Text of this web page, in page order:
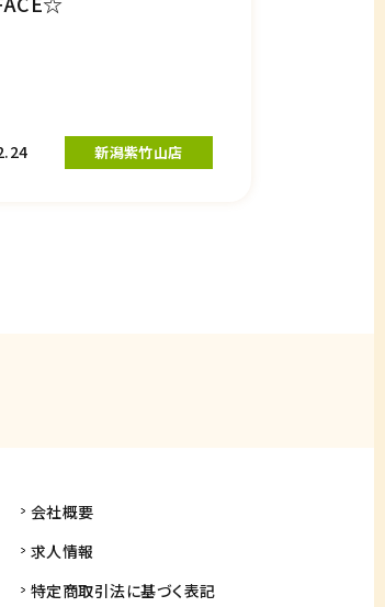
新潟紫竹山店
会社概要
求人情報
特定商取引法に基づく表記